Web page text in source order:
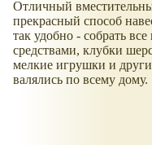
Отличный
прекрасный способ
так удобно - собрать
средствами, клубки
мелкие игрушки и
валялись по всему дому.